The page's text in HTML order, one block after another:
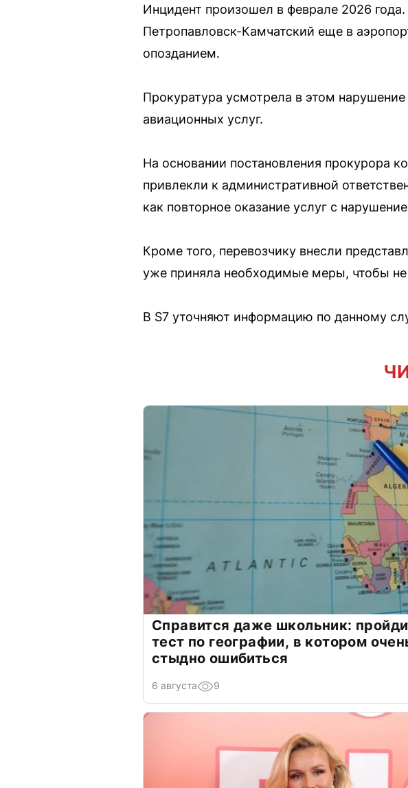
Инцидент произошел в феврале 2026
Петропавловск-Камчатский еще в
опозданием.
Прокуратура усмотрела в этом
авиационных услуг.
На основании постановления прокурора
привлекли к административной
как повторное оказание услуг с
Кроме того, перевозчику внесли
уже приняла необходимые меры, чтобы
В S7 уточняют информацию по данному
Справится даже школьник:
тест по географии, в котором
стыдно ошибиться
6 августа 9